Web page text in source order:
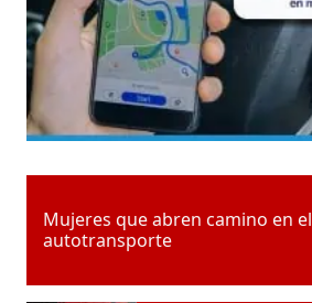
Mujeres que abren camino en el
autotransporte